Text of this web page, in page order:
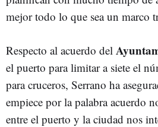
mejor todo lo que sea un marco
Respecto al acuerdo del
el puerto para limitar a siete el
para cruceros, Serrano ha
empiece por la palabra acuerdo
entre el puerto y la ciudad nos